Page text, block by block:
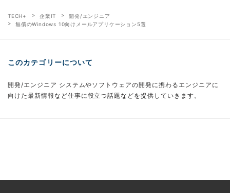
TECH+ 企業IT
開発/エンジニア
無償のWindows 10向けメールアプリケーション5選
このカテゴリーについて
開発/エンジニア システムやソフトウェアの開発に携わるエンジニアに
向けた最新情報など仕事に役立つ話題などを提供していきます。